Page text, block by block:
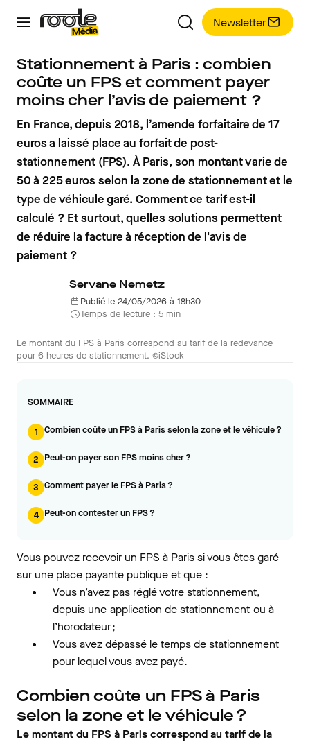
Newsletter
Stationnement à Paris : combien
coûte un FPS et comment payer
moins cher l’avis de paiement ?
En France, depuis 2018, l’amende forfaitaire de 17
euros a laissé place au forfait de post-
stationnement (FPS). À Paris, son montant varie de
50 à 225 euros selon la zone de stationnement et le
type de véhicule garé. Comment ce tarif est-il
calculé ? Et surtout, quelles solutions permettent
de réduire la facture à réception de l'avis de
paiement ?
Servane Nemetz
Publié le 24/05/2026 à 18h30
Temps de lecture : 5 min
Le montant du FPS à Paris correspond au tarif de la redevance
pour 6 heures de stationnement. ©iStock
SOMMAIRE
1 Combien coûte un FPS à Paris selon la zone et le véhicule ?
2 Peut-on payer son FPS moins cher ?
3 Comment payer le FPS à Paris ?
4 Peut-on contester un FPS ?
Vous pouvez recevoir un FPS à Paris si vous êtes garé
sur une place payante publique et que :
Vous n’avez pas réglé votre stationnement,
depuis une application de stationnement ou à
l’horodateur ;
Vous avez dépassé le temps de stationnement
pour lequel vous avez payé.
Combien coûte un FPS à Paris
selon la zone et le véhicule ?
Le montant du FPS à Paris correspond au tarif de la